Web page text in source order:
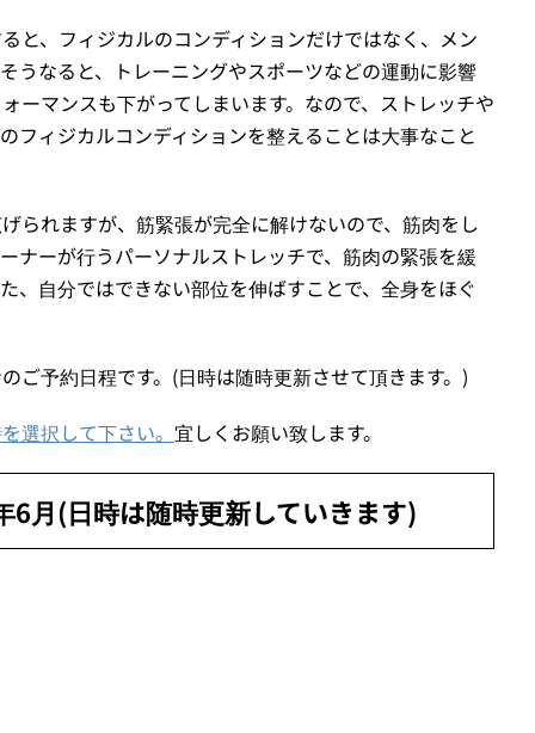
と、フィジカルのコンディションだけではなく、メン
うなると、トレーニングやスポーツなどの運動に影響
ーマンスも下がってしまいます。なので、ストレッチや
フィジカルコンディションを整えることは大事なこと
られますが、筋緊張が完全に解けないので、筋肉をし
ナーが行うパーソナルストレッチで、筋肉の緊張を緩
、自分ではできない部位を伸ばすことで、全身をほぐ
ご予約日程です。(日時は随時更新させて頂きます。)
選択して下さい。 宜しくお願い致します。
月(日時は随時更新していきます)